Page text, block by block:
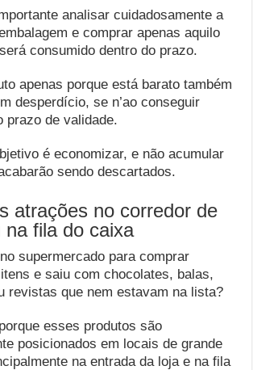
analisar cuidadosamente a
e comprar apenas aquilo
consumido dentro do prazo.
apenas porque está barato também
desperdício, se n’ao conseguir
prazo de validade.
é economizar, e não acumular
sendo descartados.
atrações no corredor de
na fila do caixa
supermercado para comprar
e saiu com chocolates, balas,
revistas que nem estavam na lista?
esses produtos são
posicionados em locais de grande
na entrada da loja e na fila